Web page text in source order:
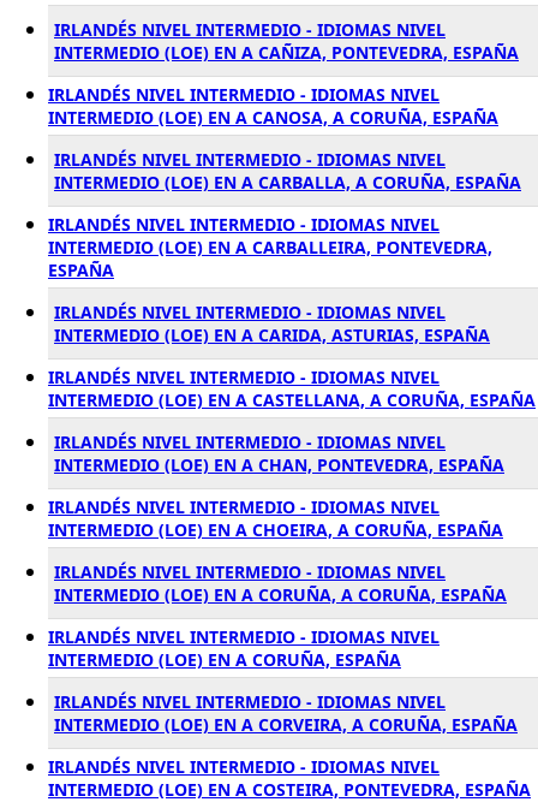
IRLANDÉS NIVEL INTERMEDIO - IDIOMAS NIVEL
INTERMEDIO (LOE) EN A CAÑIZA, PONTEVEDRA, ESPAÑA
IRLANDÉS NIVEL INTERMEDIO - IDIOMAS NIVEL
INTERMEDIO (LOE) EN A CANOSA, A CORUÑA, ESPAÑA
IRLANDÉS NIVEL INTERMEDIO - IDIOMAS NIVEL
INTERMEDIO (LOE) EN A CARBALLA, A CORUÑA, ESPAÑA
IRLANDÉS NIVEL INTERMEDIO - IDIOMAS NIVEL
INTERMEDIO (LOE) EN A CARBALLEIRA, PONTEVEDRA,
ESPAÑA
IRLANDÉS NIVEL INTERMEDIO - IDIOMAS NIVEL
INTERMEDIO (LOE) EN A CARIDA, ASTURIAS, ESPAÑA
IRLANDÉS NIVEL INTERMEDIO - IDIOMAS NIVEL
INTERMEDIO (LOE) EN A CASTELLANA, A CORUÑA, ESPAÑA
IRLANDÉS NIVEL INTERMEDIO - IDIOMAS NIVEL
INTERMEDIO (LOE) EN A CHAN, PONTEVEDRA, ESPAÑA
IRLANDÉS NIVEL INTERMEDIO - IDIOMAS NIVEL
INTERMEDIO (LOE) EN A CHOEIRA, A CORUÑA, ESPAÑA
IRLANDÉS NIVEL INTERMEDIO - IDIOMAS NIVEL
INTERMEDIO (LOE) EN A CORUÑA, A CORUÑA, ESPAÑA
IRLANDÉS NIVEL INTERMEDIO - IDIOMAS NIVEL
INTERMEDIO (LOE) EN A CORUÑA, ESPAÑA
IRLANDÉS NIVEL INTERMEDIO - IDIOMAS NIVEL
INTERMEDIO (LOE) EN A CORVEIRA, A CORUÑA, ESPAÑA
IRLANDÉS NIVEL INTERMEDIO - IDIOMAS NIVEL
INTERMEDIO (LOE) EN A COSTEIRA, PONTEVEDRA, ESPAÑA